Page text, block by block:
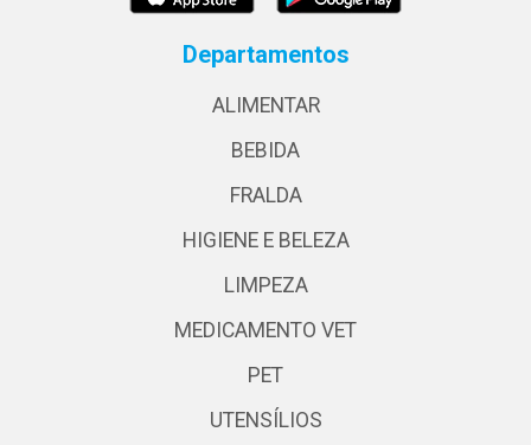
Departamentos
ALIMENTAR
BEBIDA
FRALDA
HIGIENE E BELEZA
LIMPEZA
MEDICAMENTO VET
PET
UTENSÍLIOS